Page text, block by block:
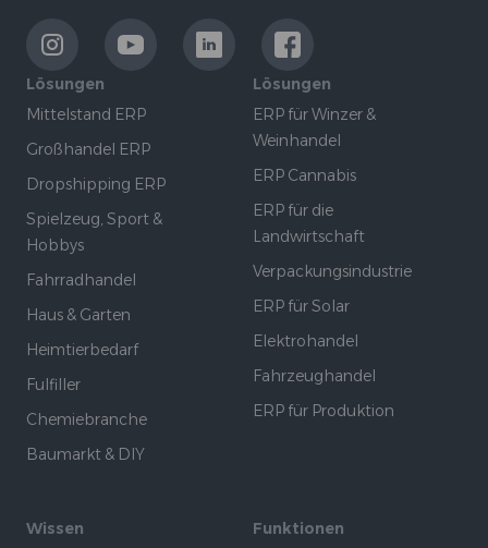
LinkExternalLinkExternalLinkExternalLinkExternal
Lösungen
Mittelstand ERP
Großhandel ERP
Dropshipping ERP
Spielzeug, Sport &
Hobbys
Fahrradhandel
Haus & Garten
Heimtierbedarf
Fulfiller
Chemiebranche
Baumarkt & DIY
Lösungen
ERP für Winzer &
Weinhandel
ERP Cannabis
ERP für die
Landwirtschaft
Verpackungsindustrie
ERP für Solar
Elektrohandel
Fahrzeughandel
ERP für Produktion
Wissen
Funktionen